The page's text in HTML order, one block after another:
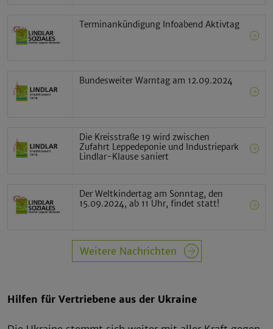
Terminankündigung Infoabend Aktivtag
Bundesweiter Warntag am 12.09.2024
Die Kreisstraße 19 wird zwischen
Zufahrt Leppedeponie und Industriepark
Lindlar-Klause saniert
Der Weltkindertag am Sonntag, den
15.09.2024, ab 11 Uhr, findet statt!
Weitere Nachrichten
Hilfen für Vertriebene aus der Ukraine